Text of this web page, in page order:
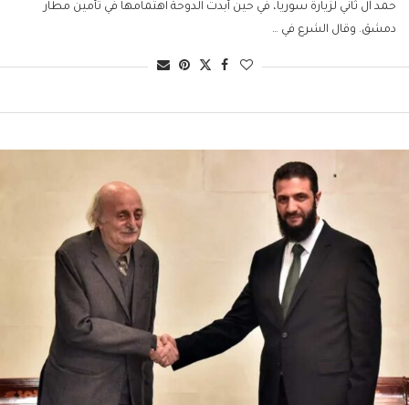
حمد آل ثاني لزيارة سوريا، في حين أبدت الدوحة اهتمامها في تأمين مطار
دمشق. وقال الشرع في …